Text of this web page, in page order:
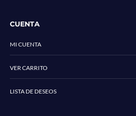
CUENTA
MI CUENTA
VER CARRITO
LISTA DE DESEOS